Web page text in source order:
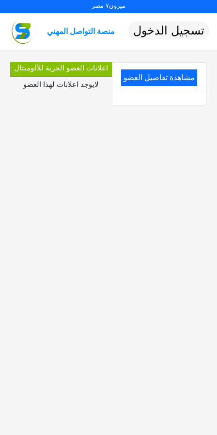
ميزون٧ مصر
منصة التواصل المهني تسجيل الدخول
مشاهدة تفاصيل العضو
اعلانات العضو الحرية للألوميتال
لايوجد اعلانات لهذا العضو